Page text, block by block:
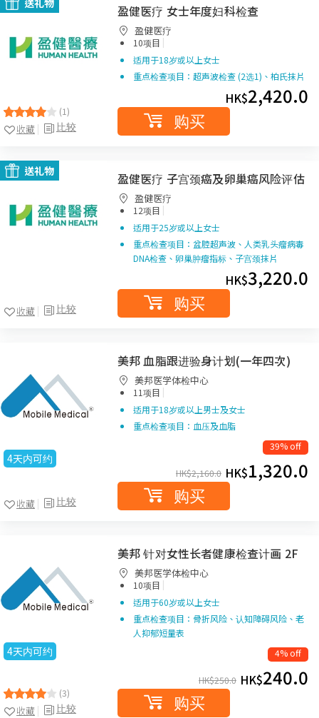
送礼物
(1)
比较
收藏
盈健医疗 女士年度妇科检查
盈健医疗
10项目 |
适用于18岁或以上女士
重点检查项目：超声波检查 (2选1)、柏氏抹片
HK$2,420.0
购买
送礼物
比较
收藏
盈健医疗 子宫颈癌及卵巢癌风险评估
盈健医疗
12项目 |
适用于25岁或以上女士
重点检查项目：盆腔超声波、人类乳头瘤病毒
DNA检查、卵巢肿瘤指标、子宫颈抹片
HK$3,220.0
购买
4天内可约
比较
收藏
美邦 血脂跟进验身计划(一年四次)
美邦医学体检中心
11项目 |
适用于18岁或以上男士及女士
重点检查项目：血压及血脂
39% off
HK$2,160.0 HK$1,320.0
购买
4天内可约
(3)
比较
收藏
美邦 针对女性长者健康检查计画 2F
美邦医学体检中心
10项目 |
适用于60岁或以上女士
重点检查项目：骨折风险、认知障碍风险、老
人抑郁短量表
4% off
HK$250.0 HK$240.0
购买